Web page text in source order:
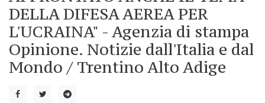
DELLA DIFESA AEREA PER
L'UCRAINA" - Agenzia di stampa
Opinione. Notizie dall'Italia e dal
Mondo / Trentino Alto Adige